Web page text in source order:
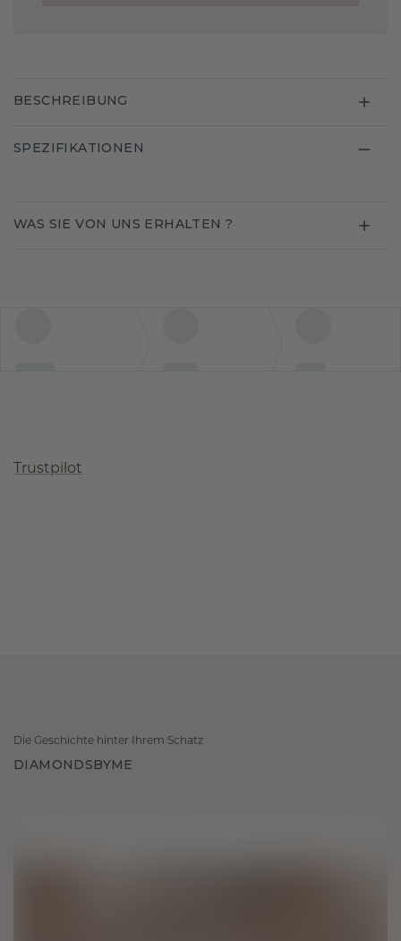
BESCHREIBUNG
SPEZIFIKATIONEN
WAS SIE VON UNS ERHALTEN ?
Trustpilot
Die Geschichte hinter Ihrem Schatz
DIAMONDSBYME